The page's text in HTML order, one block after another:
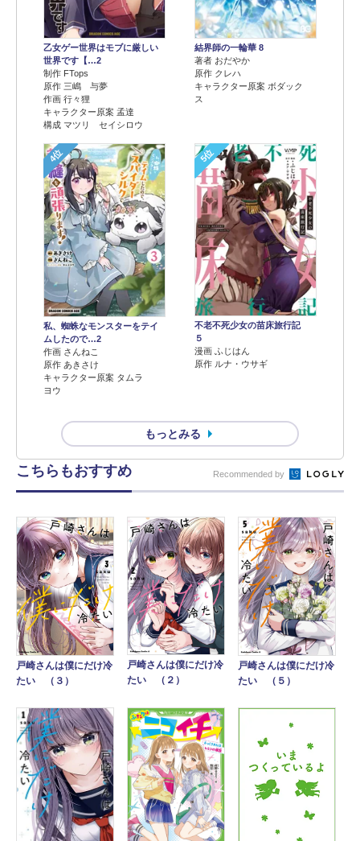
乙女ゲー世界はモブに厳しい
世界です【…2
制作 FTops
原作 三嶋 与夢
作画 行々狸
キャラクター原案 孟達
構成 マツリ セイシロウ
結界師の一輪華 8
著者 おだやか
原作 クレハ
キャラクター原案 ボダック
ス
4位
私、蜘蛛なモンスターをテイ
ムしたので…2
作画 さんねこ
原作 あきさけ
キャラクター原案 タムラ
ヨウ
5位
不老不死少女の苗床旅行記
５
漫画 ふじはん
原作 ルナ・ウサギ
もっとみる
こちらもおすすめ Recommended by
戸崎さんは僕にだけ冷
たい （３）
戸崎さんは僕にだけ冷
たい （２）
戸崎さんは僕にだけ冷
たい （５）